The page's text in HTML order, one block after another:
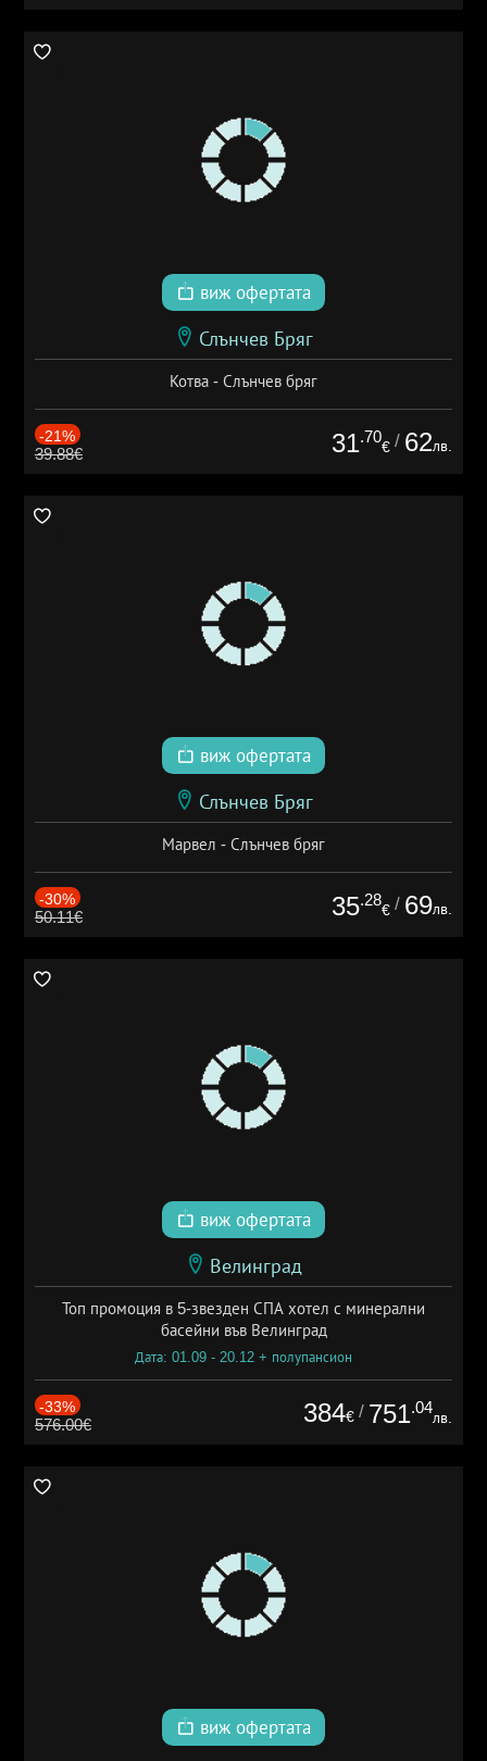
виж офертата
Слънчев Бряг
Котва - Слънчев бряг
-21%
39.88€ 31.70
€ / 62лв.
виж офертата
Слънчев Бряг
Марвел - Слънчев бряг
-30%
50.11€ 35.28
€ / 69лв.
виж офертата
Велинград
Топ промоция в 5-звезден СПА хотел с минерални
басейни във Велинград
Дата: 01.09 - 20.12 + полупансион
-33%
576.00€ 384€ / 751.04
лв.
виж офертата